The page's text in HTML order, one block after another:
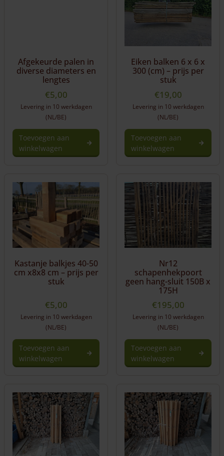
Afgekeurde palen in
diverse diameters en
lengtes
€5,00
Levering in 10 werkdagen
(NL/BE)
Toevoegen aan
winkelwagen
Eiken balken 6 x 6 x
300 (cm) – prijs per
stuk
€19,00
Levering in 10 werkdagen
(NL/BE)
Toevoegen aan
winkelwagen
Kastanje balkjes 40-50
cm x8x8 cm – prijs per
stuk
€5,00
Levering in 10 werkdagen
(NL/BE)
Toevoegen aan
winkelwagen
Nr12
schapenhekpoort
geen hang-sluit 150B x
175H
€195,00
Levering in 10 werkdagen
(NL/BE)
Toevoegen aan
winkelwagen